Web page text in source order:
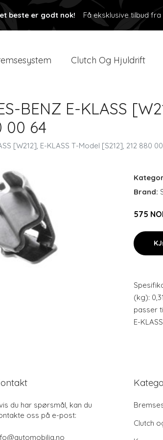
beste er godt nok! Få eksklusive tilbud
Clutch Og Hjuldrift
BENZ E-KLASS
00 64
[W212], E-KLASS T-Model [S212], 212 880
Brand:
575
(kg):
passer
E-
du har spørsmål, kan du
oss på e-post:
Clutch